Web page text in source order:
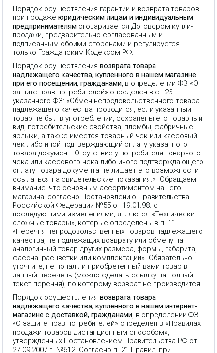
Порядок осуществления гарантии и возврата товаров
при продаже юридическим лицам и индивидуальным
предпринимателям оговаривается Договором купли-
продажи, предварительно согласованным и
подписанным обоими сторонами и регулируется
только Гражданским Кодексом РФ.
Порядок осуществления возврата товара
надлежащего качества, купленного в нашем магазине
при его посещении, гражданами , в определении ФЗ «О
защите прав потребителей» определен в ст.25
указанного ФЗ: «Обмен непродовольственного товара
надлежащего качества проводится, если указанный
товар не был в употреблении, сохранены его товарный
вид, потребительские свойства, пломбы, фабричные
ярлыки, а также имеется товарный чек или кассовый
чек либо иной подтверждающий оплату указанного
товара документ. Отсутствие у потребителя товарного
чека или кассового чека либо иного подтверждающего
оплату товара документа не лишает его возможности
ссылаться на свидетельские показания.» Обращаем
внимание, что основным ассортиментом нашего
магазина, согласно Постановлению Правительства
Российской Федерации №55 от 19.01.98. с
последующими изменениями, являются «Технически
сложные товары», которые определены в п. 11
«Перечня непродовольственных товаров надлежащего
качества, не подлежащих возврату или обмену на
аналогичный товар других размера, формы, габарита,
фасона, расцветки или комплектации». Обязательно
уточните, не попал ли приобретенный вами товар в
данный перечень (можно сделать ссылку на полный
текст перечня), по которому возврат не производится.
Порядок осуществления возврата товара
надлежащего качества, купленного в нашем интернет-
магазине с доставкой, гражданами , в определении ФЗ
«О защите прав потребителей» определен в «Правилах
продажи товаров дистанционным способом»,
утвержденных Постановлением Правительства РФ от
27.09.2007 г. №612. Согласно п. 21 Правил, при